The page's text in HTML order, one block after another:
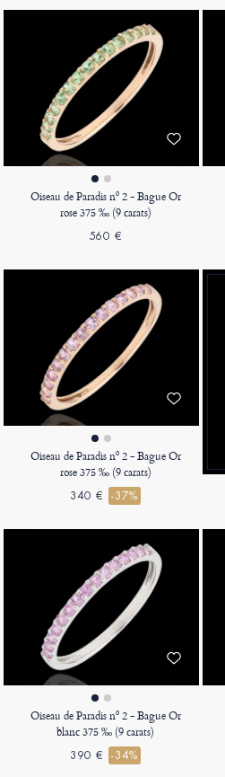
Oiseau de Paradis nº 2 - Bague Or
rose 375 ‰ (9 carats)
560 €
Oiseau de Paradis nº 2 - Bague Or
rose 375 ‰ (9 carats)
340 € -37%
Oiseau de Paradis nº 2 - Bague Or
blanc 375 ‰ (9 carats)
390 € -34%